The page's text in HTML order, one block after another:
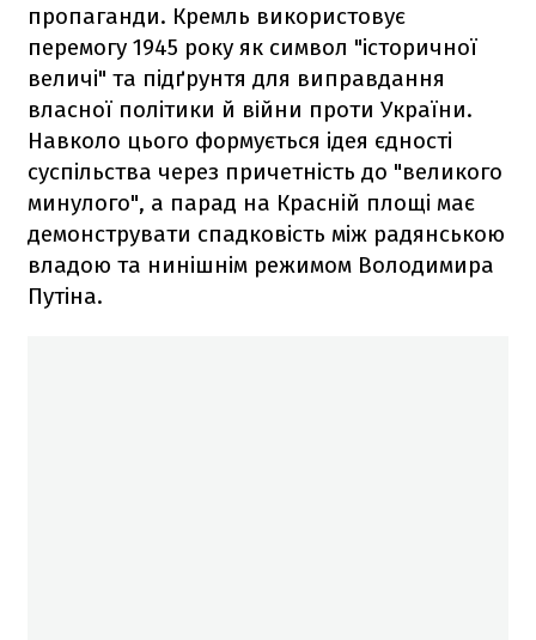
пропаганди. Кремль використовує
перемогу 1945 року як символ "історичної
величі" та підґрунтя для виправдання
власної політики й війни проти України.
Навколо цього формується ідея єдності
суспільства через причетність до "великого
минулого", а парад на Красній площі має
демонструвати спадковість між радянською
владою та нинішнім режимом Володимира
Путіна.